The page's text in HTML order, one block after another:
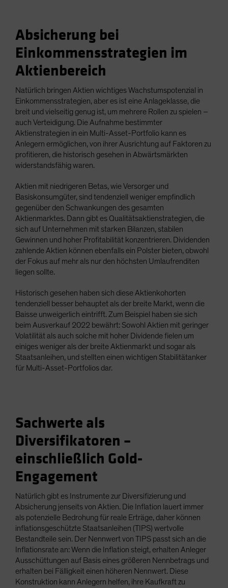
Absicherung bei
Einkommensstrategien im
Aktienbereich
Natürlich bringen Aktien wichtiges Wachstumspotenzial in
Einkommensstrategien, aber es ist eine Anlageklasse, die
breit und vielseitig genug ist, um mehrere Rollen zu spielen –
auch Verteidigung. Die Aufnahme bestimmter
Aktienstrategien in ein Multi-Asset-Portfolio kann es
Anlegern ermöglichen, von ihrer Ausrichtung auf Faktoren zu
profitieren, die historisch gesehen in Abwärtsmärkten
widerstandsfähig waren.
Aktien mit niedrigeren Betas, wie Versorger und
Basiskonsumgüter, sind tendenziell weniger empfindlich
gegenüber den Schwankungen des gesamten
Aktienmarktes. Dann gibt es Qualitätsaktienstrategien, die
sich auf Unternehmen mit starken Bilanzen, stabilen
Gewinnen und hoher Profitabilität konzentrieren. Dividenden
zahlende Aktien können ebenfalls ein Polster bieten, obwohl
der Fokus auf mehr als nur den höchsten Umlaufrenditen
liegen sollte.
Historisch gesehen haben sich diese Aktienkohorten
tendenziell besser behauptet als der breite Markt, wenn die
Baisse unweigerlich eintrifft. Zum Beispiel haben sie sich
beim Ausverkauf 2022 bewährt: Sowohl Aktien mit geringer
Volatilität als auch solche mit hoher Dividende fielen um
einiges weniger als der breite Aktienmarkt und sogar als
Staatsanleihen, und stellten einen wichtigen Stabilitätanker
für Multi-Asset-Portfolios dar.
Sachwerte als
Diversifikatoren –
einschließlich Gold-
Engagement
Natürlich gibt es Instrumente zur Diversifizierung und
Absicherung jenseits von Aktien. Die Inflation lauert immer
als potenzielle Bedrohung für reale Erträge, daher können
inflationsgeschützte Staatsanleihen (TIPS) wertvolle
Bestandteile sein. Der Nennwert von TIPS passt sich an die
Inflationsrate an: Wenn die Inflation steigt, erhalten Anleger
Ausschüttungen auf Basis eines größeren Nennbetrags und
erhalten bei Fälligkeit einen höheren Nennwert. Diese
Konstruktion kann Anlegern helfen, ihre Kaufkraft zu